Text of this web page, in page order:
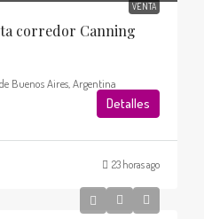
VENTA
corredor Canning
Buenos Aires, Argentina
Detalles
23 horas ago